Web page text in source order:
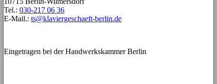
Tel.: 030-217 06 36
E-Mail.: ts@klaviergeschaeft-berlin.de
Eingetragen bei der Handwerkskammer Berlin